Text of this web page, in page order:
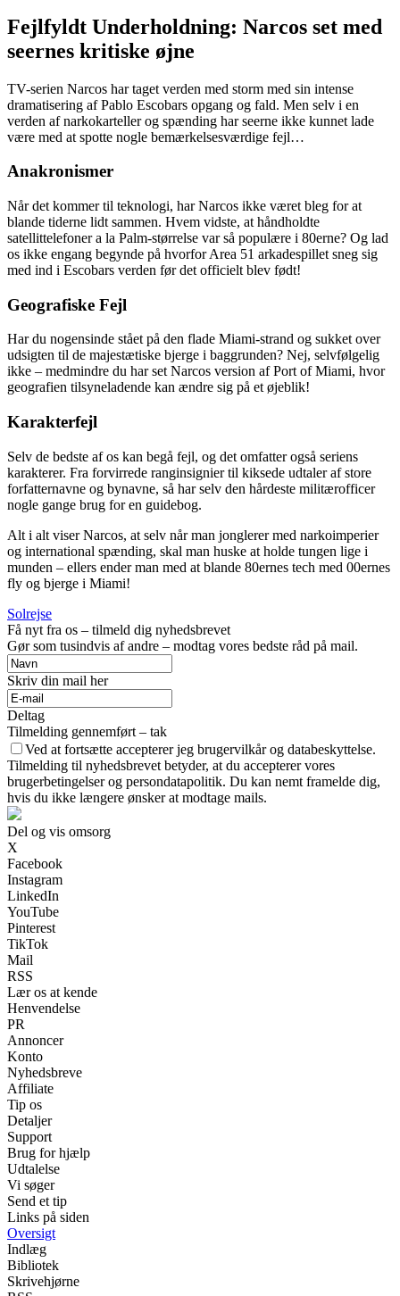
Fejlfyldt Underholdning: Narcos set med
seernes kritiske øjne
TV-serien Narcos har taget verden med storm med sin intense
dramatisering af Pablo Escobars opgang og fald. Men selv i en
verden af narkokarteller og spænding har seerne ikke kunnet lade
være med at spotte nogle bemærkelsesværdige fejl…
Anakronismer
Når det kommer til teknologi, har Narcos ikke været bleg for at
blande tiderne lidt sammen. Hvem vidste, at håndholdte
satellittelefoner a la Palm-størrelse var så populære i 80erne? Og lad
os ikke engang begynde på hvorfor Area 51 arkadespillet sneg sig
med ind i Escobars verden før det officielt blev født!
Geografiske Fejl
Har du nogensinde stået på den flade Miami-strand og sukket over
udsigten til de majestætiske bjerge i baggrunden? Nej, selvfølgelig
ikke – medmindre du har set Narcos version af Port of Miami, hvor
geografien tilsyneladende kan ændre sig på et øjeblik!
Karakterfejl
Selv de bedste af os kan begå fejl, og det omfatter også seriens
karakterer. Fra forvirrede ranginsignier til kiksede udtaler af store
forfatternavne og bynavne, så har selv den hårdeste militærofficer
nogle gange brug for en guidebog.
Alt i alt viser Narcos, at selv når man jonglerer med narkoimperier
og international spænding, skal man huske at holde tungen lige i
munden – ellers ender man med at blande 80ernes tech med 00ernes
fly og bjerge i Miami!
Solrejse
Få nyt fra os – tilmeld dig nyhedsbrevet
Gør som tusindvis af andre – modtag vores bedste råd på mail.
Skriv din mail her
Deltag
Tilmelding gennemført – tak
Ved at fortsætte accepterer jeg brugervilkår og databeskyttelse.
Tilmelding til nyhedsbrevet betyder, at du accepterer vores
brugerbetingelser og persondatapolitik. Du kan nemt framelde dig,
hvis du ikke længere ønsker at modtage mails.
Del og vis omsorg
X
Facebook
Instagram
LinkedIn
YouTube
Pinterest
TikTok
Mail
RSS
Lær os at kende
Henvendelse
PR
Annoncer
Konto
Nyhedsbreve
Affiliate
Tip os
Detaljer
Support
Brug for hjælp
Udtalelse
Vi søger
Send et tip
Links på siden
Oversigt
Indlæg
Bibliotek
Skrivehjørne